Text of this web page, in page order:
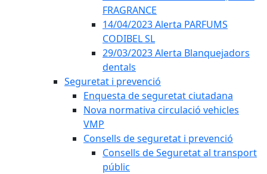
FRAGRANCE
14/04/2023 Alerta PARFUMS
CODIBEL SL
29/03/2023 Alerta Blanquejadors
dentals
Seguretat i prevenció
Enquesta de seguretat ciutadana
Nova normativa circulació vehicles
VMP
Consells de seguretat i prevenció
Consells de Seguretat al transport
públic